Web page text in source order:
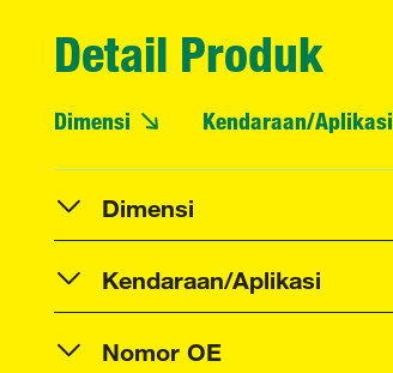
Detail Produk
Dimensi Kendaraan/Aplikasi
Dimensi
Kendaraan/Aplikasi
Nomor OE